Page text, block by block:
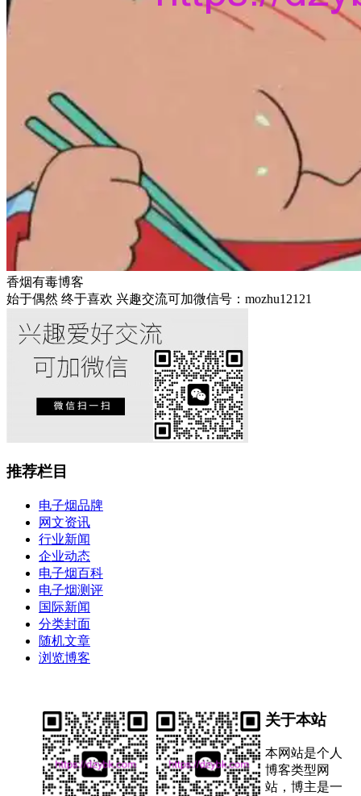
香烟有毒博客
始于偶然 终于喜欢 兴趣交流可加微信号：mozhu12121
推荐栏目
电子烟品牌
网文资讯
行业新闻
企业动态
电子烟百科
电子烟测评
国际新闻
分类封面
随机文章
浏览博客
关于本站
本网站是个人
博客类型网
站，博主是一